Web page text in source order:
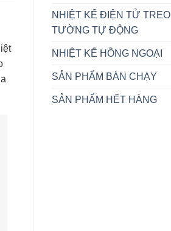
NHIỆT KẾ ĐIỆN TỬ TREO
TƯỜNG TỰ ĐỘNG
NHIỆT KẾ HỒNG NGOẠI
SẢN PHẨM BÁN CHẠY
SẢN PHẨM HẾT HÀNG